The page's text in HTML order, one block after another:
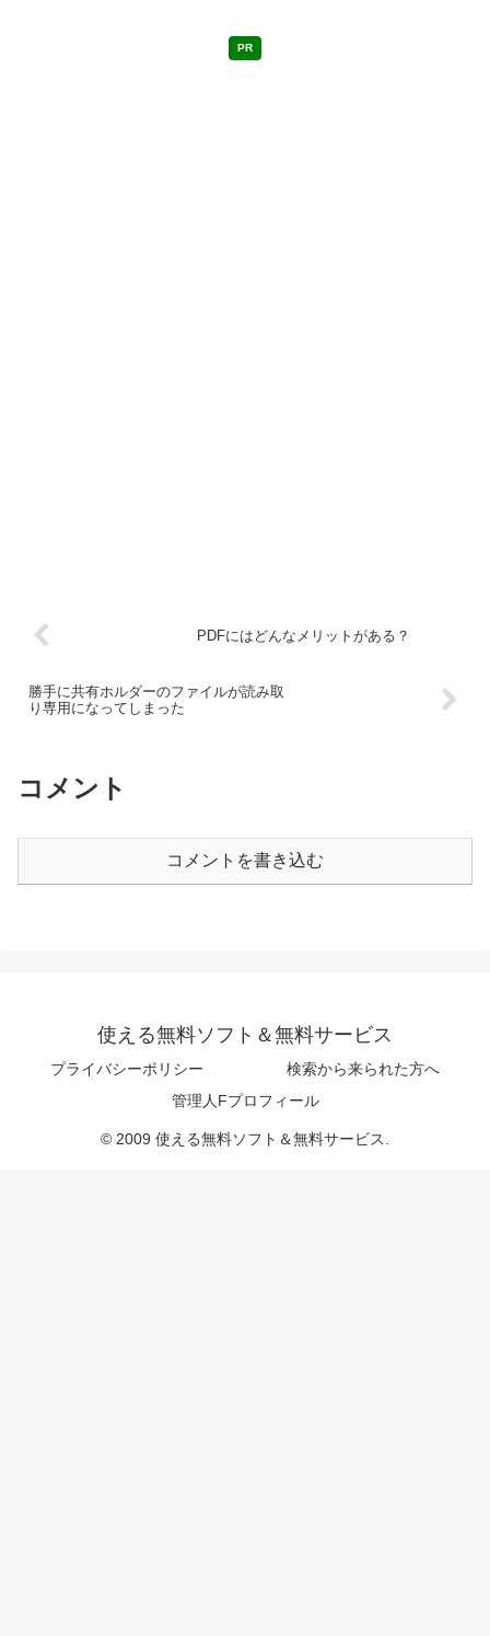
PR
PDFにはどんなメリットがある？
勝手に共有ホルダーのファイルが読み取
り専用になってしまった
コメント
コメントを書き込む
使える無料ソフト＆無料サービス
プライバシーポリシー
検索から来られた方へ
管理人Fプロフィール
© 2009 使える無料ソフト＆無料サービス.